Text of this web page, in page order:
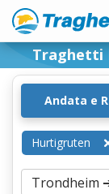
Traghetti
Andata e
Hurtigruten